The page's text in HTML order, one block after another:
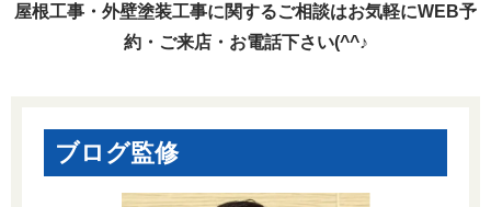
屋根工事・外壁塗装工事に関するご相談はお気軽にWEB予
約・ご来店・お電話下さい(^^♪
ブログ監修